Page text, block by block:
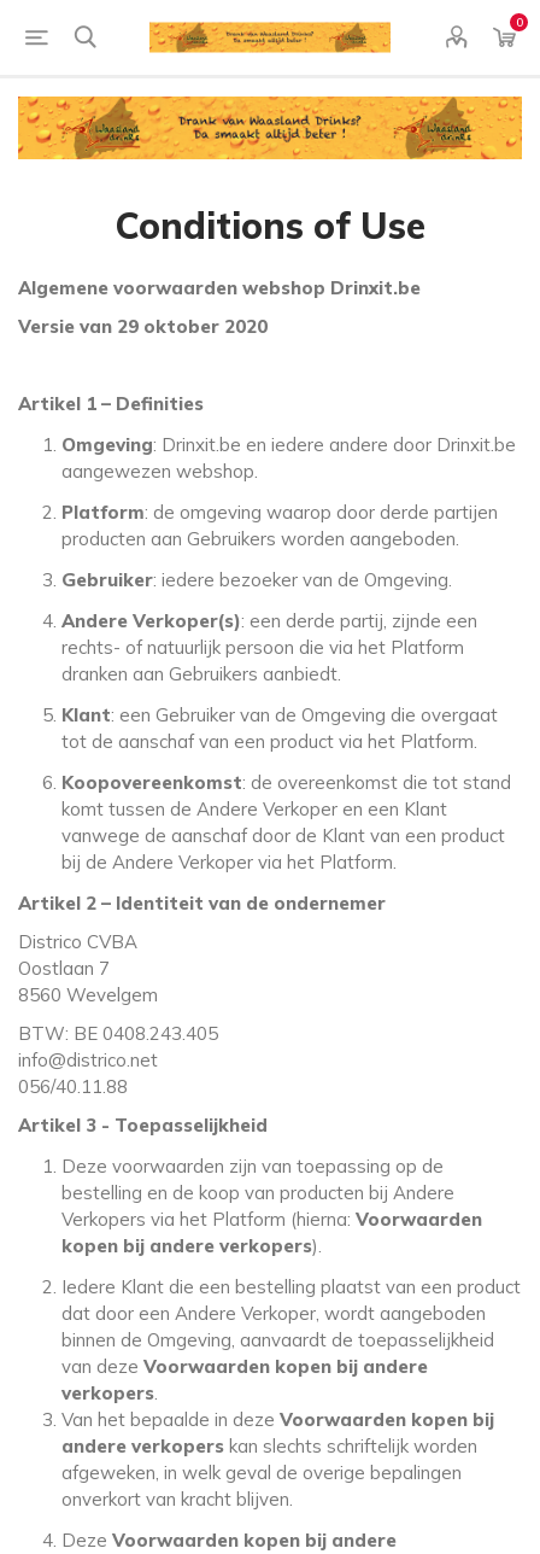
0
Conditions of Use
Algemene voorwaarden webshop Drinxit.be
Versie van 29 oktober 2020
Artikel 1 – Definities
Omgeving: Drinxit.be en iedere andere door Drinxit.be
aangewezen webshop.
Platform: de omgeving waarop door derde partijen
producten aan Gebruikers worden aangeboden.
Gebruiker: iedere bezoeker van de Omgeving.
Andere Verkoper(s): een derde partij, zijnde een
rechts- of natuurlijk persoon die via het Platform
dranken aan Gebruikers aanbiedt.
Klant: een Gebruiker van de Omgeving die overgaat
tot de aanschaf van een product via het Platform.
Koopovereenkomst: de overeenkomst die tot stand
komt tussen de Andere Verkoper en een Klant
vanwege de aanschaf door de Klant van een product
bij de Andere Verkoper via het Platform.
Artikel 2 – Identiteit van de ondernemer
Districo CVBA
Oostlaan 7
8560 Wevelgem
BTW: BE 0408.243.405
info@districo.net
056/40.11.88
Artikel 3 - Toepasselijkheid
Deze voorwaarden zijn van toepassing op de
bestelling en de koop van producten bij Andere
Verkopers via het Platform (hierna: Voorwaarden
kopen bij andere verkopers).
Iedere Klant die een bestelling plaatst van een product
dat door een Andere Verkoper, wordt aangeboden
binnen de Omgeving, aanvaardt de toepasselijkheid
van deze Voorwaarden kopen bij andere
verkopers.
Van het bepaalde in deze Voorwaarden kopen bij
andere verkopers kan slechts schriftelijk worden
afgeweken, in welk geval de overige bepalingen
onverkort van kracht blijven.
Deze Voorwaarden kopen bij andere